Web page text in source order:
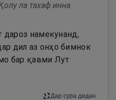
ла тахаф инна
дароз намекунанд,
дил аз онҳо бимнок
бар қавми Лут
Дар сура дидан